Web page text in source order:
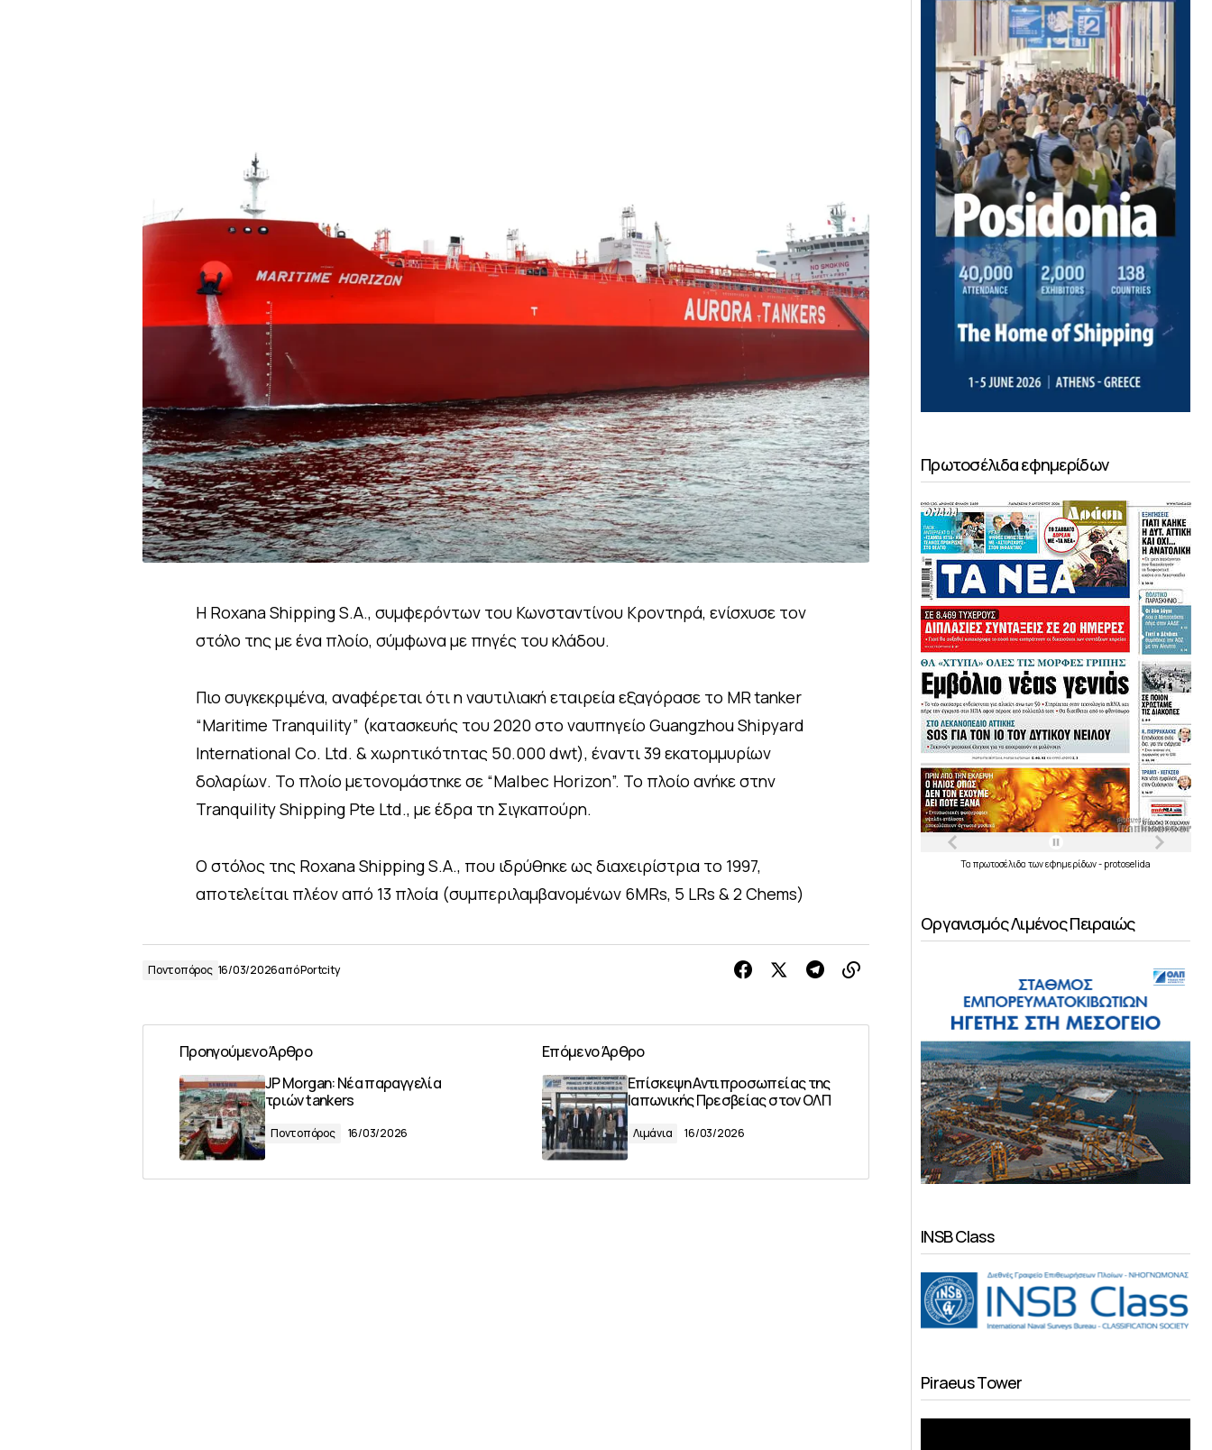
Η Roxana Shipping S.A., συμφερόντων του Κωνσταντίνου Κροντηρά, ενίσχυσε τον
στόλο της με ένα πλοίο, σύμφωνα με πηγές του κλάδου.
Πιο συγκεκριμένα, αναφέρεται ότι η ναυτιλιακή εταιρεία εξαγόρασε το MR tanker
“Maritime Tranquility” (κατασκευής του 2020 στο ναυπηγείο Guangzhou Shipyard
International Co. Ltd. & χωρητικότητας 50.000 dwt), έναντι 39 εκατομμυρίων
δολαρίων. Το πλοίο μετονομάστηκε σε “Malbec Horizon”. Το πλοίο ανήκε στην
Tranquility Shipping Pte Ltd., με έδρα τη Σιγκαπούρη.
Ο στόλος της Roxana Shipping S.A., που ιδρύθηκε ως διαχειρίστρια το 1997,
αποτελείται πλέον από 13 πλοία (συμπεριλαμβανομένων 6MRs, 5 LRs & 2 Chems)
Ποντοπόρος 16/03/2026απόPortcity
Προηγούμενο Άρθρο
JP Morgan: Νέα παραγγελία
τριών tankers
Ποντοπόρος 16/03/2026
Επόμενο Άρθρο
Επίσκεψη Αντιπροσωπείας της
Ιαπωνικής Πρεσβείας στον ΟΛΠ
Λιμάνια 16/03/2026
Πρωτοσέλιδα εφημερίδων
Τα πρωτοσέλιδα τωνεφημερίδων- protoselida
Οργανισμός Λιμένος Πειραιώς
INSB Class
Piraeus Tower